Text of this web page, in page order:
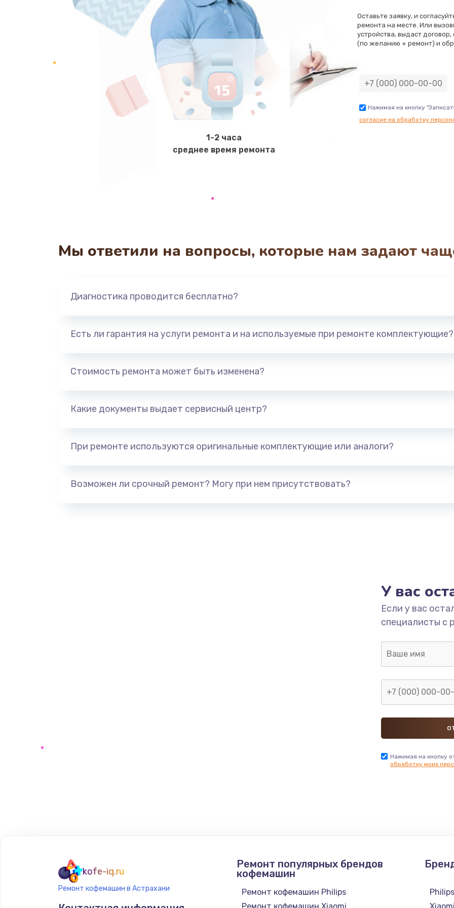
Ремонт клапана термоблока
Замена двигателя кофемолки 1500 руб.
Замена прокладок 1250 руб.
Замена мультиклапана
Ремонт двигателя кофемолки
Перепрошивка 3650 руб.
Полный ремонт заварочного блока 2850 руб.
Ремонт электромагнитного клапана
Ремонт электронного узла 3650 руб.
1-2 часа
среднее время ремонта
Оставьте заявку, и
ремонта на месте. Или
устройства, выдаст
(по желанию + ремонт) и
Нажимая на кнопку
согласие на обработку
Мы ответили на вопросы, которые нам задают
Диагностика проводится бесплатно?
Есть ли гарантия на услуги ремонта и на используемые при ремонте комплектующие?
Стоимость ремонта может быть изменена?
Какие документы выдает сервисный центр?
При ремонте используются оригинальные комплектующие или аналоги?
Возможен ли срочный ремонт? Могу при нем присутствовать?
У вас
Если у вас
специалисты с
Нажимая на кнопку
обработку моих
kofe-iq.ru
Ремонт кофемашин в Астрахани
Ремонт популярных брендов
кофемашин
Ремонт кофемашин Philips
Philips